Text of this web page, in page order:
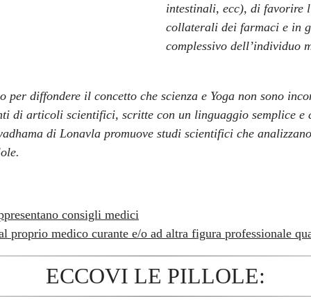
intestinali, ecc), di favorire
collaterali dei farmaci e in
complessivo dell’individuo
per diffondere il concetto che scienza e Yoga non sono
di articoli scientifici, scritte con un linguaggio semplice e
di Lonavla promuove studi scientifici che
consigli medici
proprio medico curante e/o ad altra figura professionale
ECCOVI LE PILLOLE: